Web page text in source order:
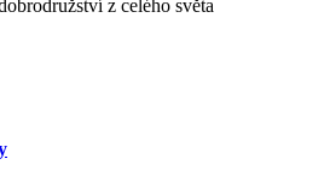
z celého světa